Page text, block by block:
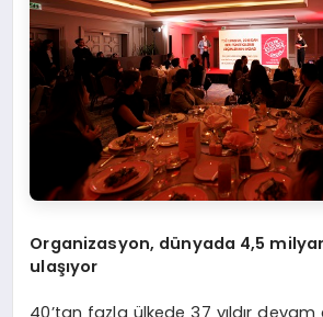
Organizasyon, dünyada 4,5
ulaşıyor
40’tan fazla ülkede 37 yıldır devam